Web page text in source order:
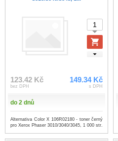
123.42 Kč
bez DPH
149.34 Kč
s DPH
do 2 dnů
Alternativa Color X 106R02180 - toner černý
pro Xerox Phaser 3010/3040/3045, 1 000 str.